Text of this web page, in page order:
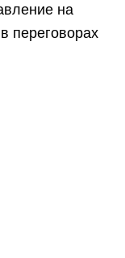
на
переговорах